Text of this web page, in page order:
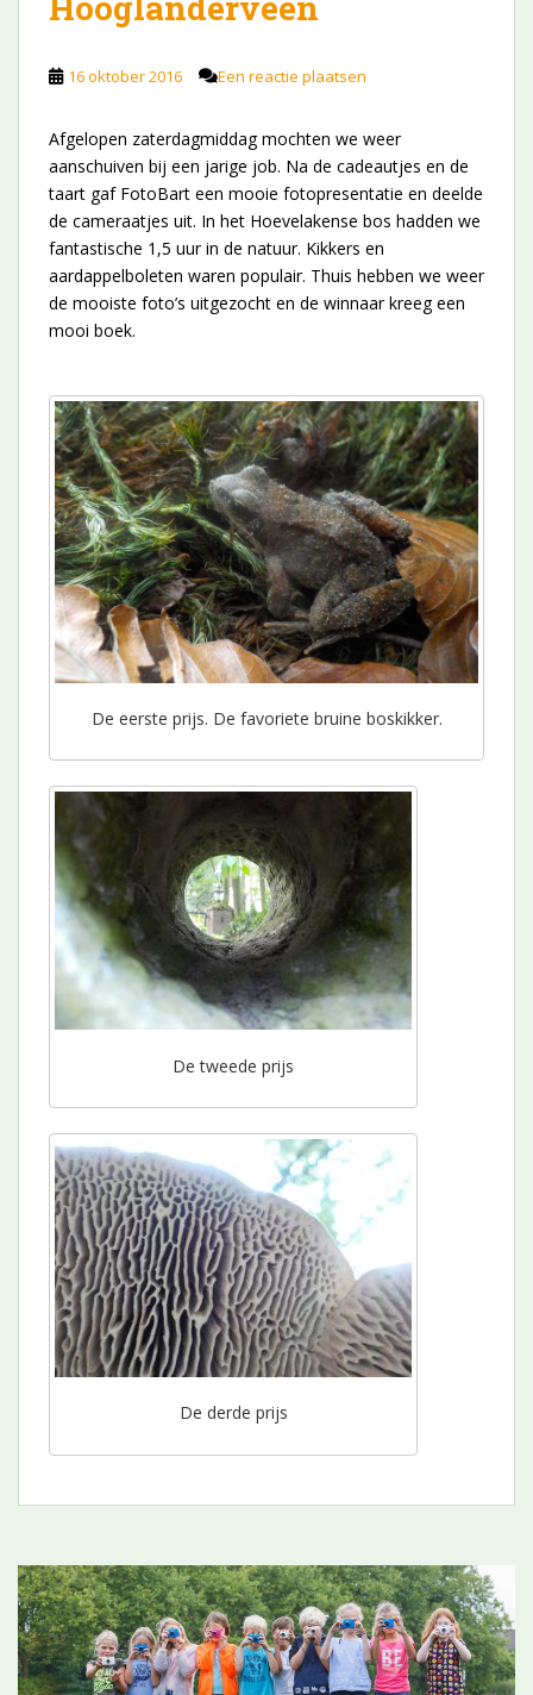
16 oktober 2016 Een reactie plaatsen
Afgelopen zaterdagmiddag mochten we weer
aanschuiven bij een jarige job. Na de cadeautjes en de
taart gaf FotoBart een mooie fotopresentatie en deelde
de cameraatjes uit. In het Hoevelakense bos hadden we
fantastische 1,5 uur in de natuur. Kikkers en
aardappelboleten waren populair. Thuis hebben we weer
de mooiste foto’s uitgezocht en de winnaar kreeg een
mooi boek.
De eerste prijs. De favoriete bruine boskikker.
De tweede prijs
De derde prijs